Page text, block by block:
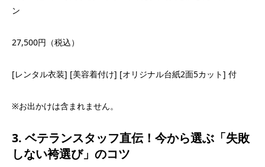
ン
27,500円（税込）
[レンタル衣装] [美容着付け] [オリジナル台紙2面5カット] 付
※お出かけは含まれません。
3. ベテランスタッフ直伝！今から選ぶ「失敗
しない袴選び」のコツ